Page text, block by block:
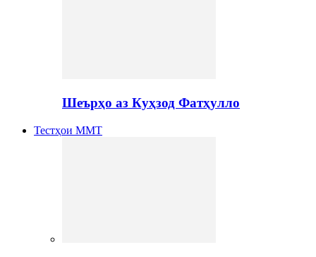
Шеърҳо аз Куҳзод Фатҳулло
Тестҳои ММТ